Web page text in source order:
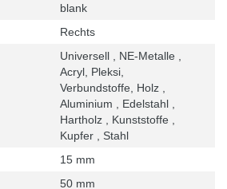
blank
Rechts
Universell , NE-Metalle ,
Acryl, Pleksi,
Verbundstoffe, Holz ,
Aluminium , Edelstahl ,
Hartholz , Kunststoffe ,
Kupfer , Stahl
15 mm
50 mm